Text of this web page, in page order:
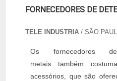
FORNECEDORES DE
TELE INDUSTRIA / SÃO
Os fornecedores
metais também
acessórios, que são